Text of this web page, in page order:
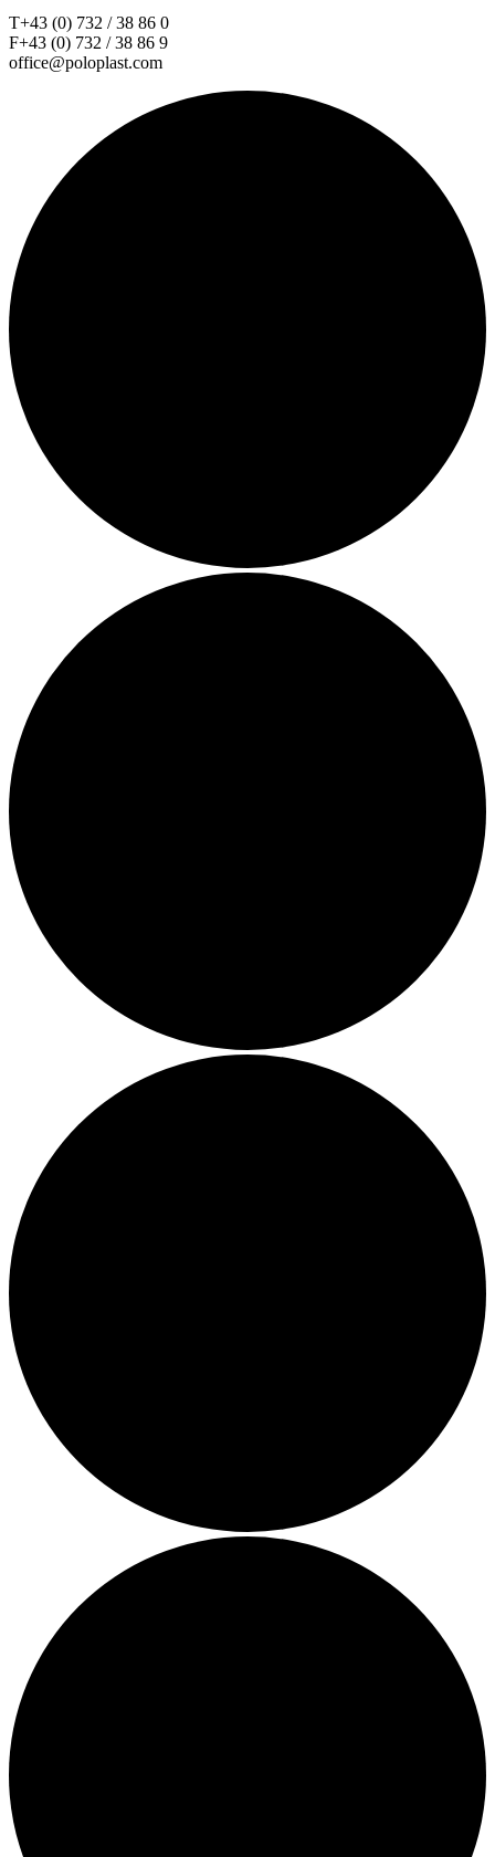
T+43 (0) 732 / 38 86 0
F+43 (0) 732 / 38 86 9
office@poloplast.com